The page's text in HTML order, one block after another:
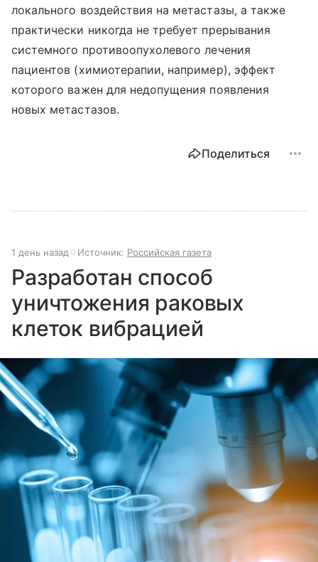
локального воздействия на метастазы, а также
практически никогда не требует прерывания
системного противоопухолевого лечения
пациентов (химиотерапии, например), эффект
которого важен для недопущения появления
новых метастазов.
Поделиться
1 день назад Источник: Российская газета
Разработан способ
уничтожения раковых
клеток вибрацией